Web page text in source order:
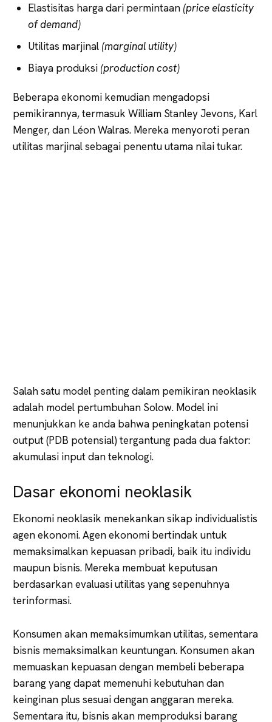
Elastisitas harga dari permintaan (price elasticity
of demand)
Utilitas marjinal (marginal utility)
Biaya produksi (production cost)
Beberapa ekonomi kemudian mengadopsi
pemikirannya, termasuk William Stanley Jevons, Karl
Menger, dan Léon Walras. Mereka menyoroti peran
utilitas marjinal sebagai penentu utama nilai tukar.
Salah satu model penting dalam pemikiran neoklasik
adalah model pertumbuhan Solow. Model ini
menunjukkan ke anda bahwa peningkatan potensi
output (PDB potensial) tergantung pada dua faktor:
akumulasi input dan teknologi.
Dasar ekonomi neoklasik
Ekonomi neoklasik menekankan sikap individualistis
agen ekonomi. Agen ekonomi bertindak untuk
memaksimalkan kepuasan pribadi, baik itu individu
maupun bisnis. Mereka membuat keputusan
berdasarkan evaluasi utilitas yang sepenuhnya
terinformasi.
Konsumen akan memaksimumkan utilitas, sementara
bisnis memaksimalkan keuntungan. Konsumen akan
memuaskan kepuasan dengan membeli beberapa
barang yang dapat memenuhi kebutuhan dan
keinginan plus sesuai dengan anggaran mereka.
Sementara itu, bisnis akan memproduksi barang